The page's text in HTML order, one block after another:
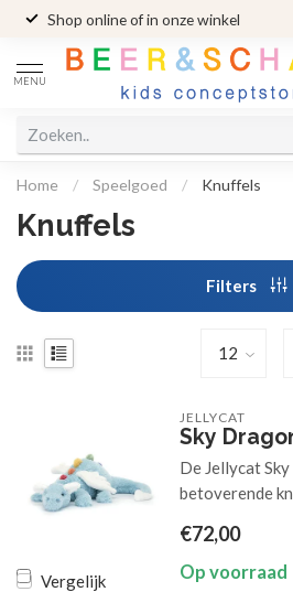
Shop online of in onze winkel
MENU
Home / Speelgoed / Knuffels
Knuffels
Filters
Vergelijk
JELLYCAT
Sky
De Jellycat
betoverende
€72,00
Op voorraad